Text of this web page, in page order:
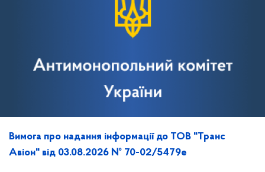
Вимога про надання інформації до ТОВ "Транс
Авіон" від 03.08.2026 № 70-02/5479е